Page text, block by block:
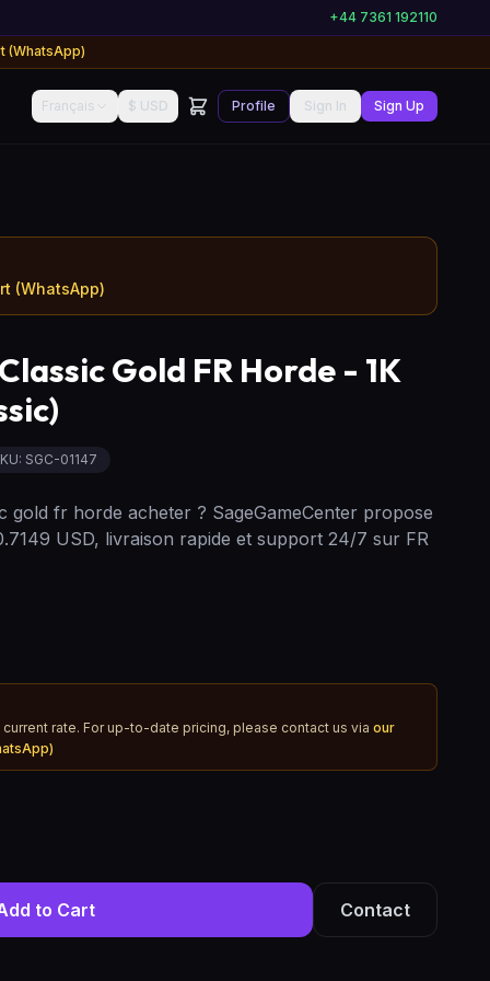
+44 7361 192110
(WhatsApp)
Français $ USD Profile Sign In Sign Up
(WhatsApp)
Gold FR Horde - 1K
SGC-01147
gold fr horde acheter ? SageGameCenter propose
USD, livraison rapide et support 24/7 sur FR
rate. For up-to-date pricing, please contact us via our
to Cart Contact